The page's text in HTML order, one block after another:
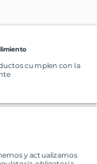
cumplen con la
y actualizamos